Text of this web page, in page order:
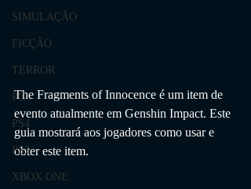
SIMULAÇÃO
FICÇÃO
TERROR
PC
PS4
PS5
XBOX ONE
The Fragments of Innocence é um item de
evento atualmente em Genshin Impact. Este
guia mostrará aos jogadores como usar e
obter este item.